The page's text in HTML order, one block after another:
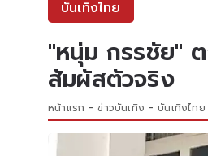
บันเทิงไทย
"หนุ่ม กรรชัย" ต
สัมผัสตัวจริง
หน้าแรก ข่าวบันเทิง บันเทิงไทย